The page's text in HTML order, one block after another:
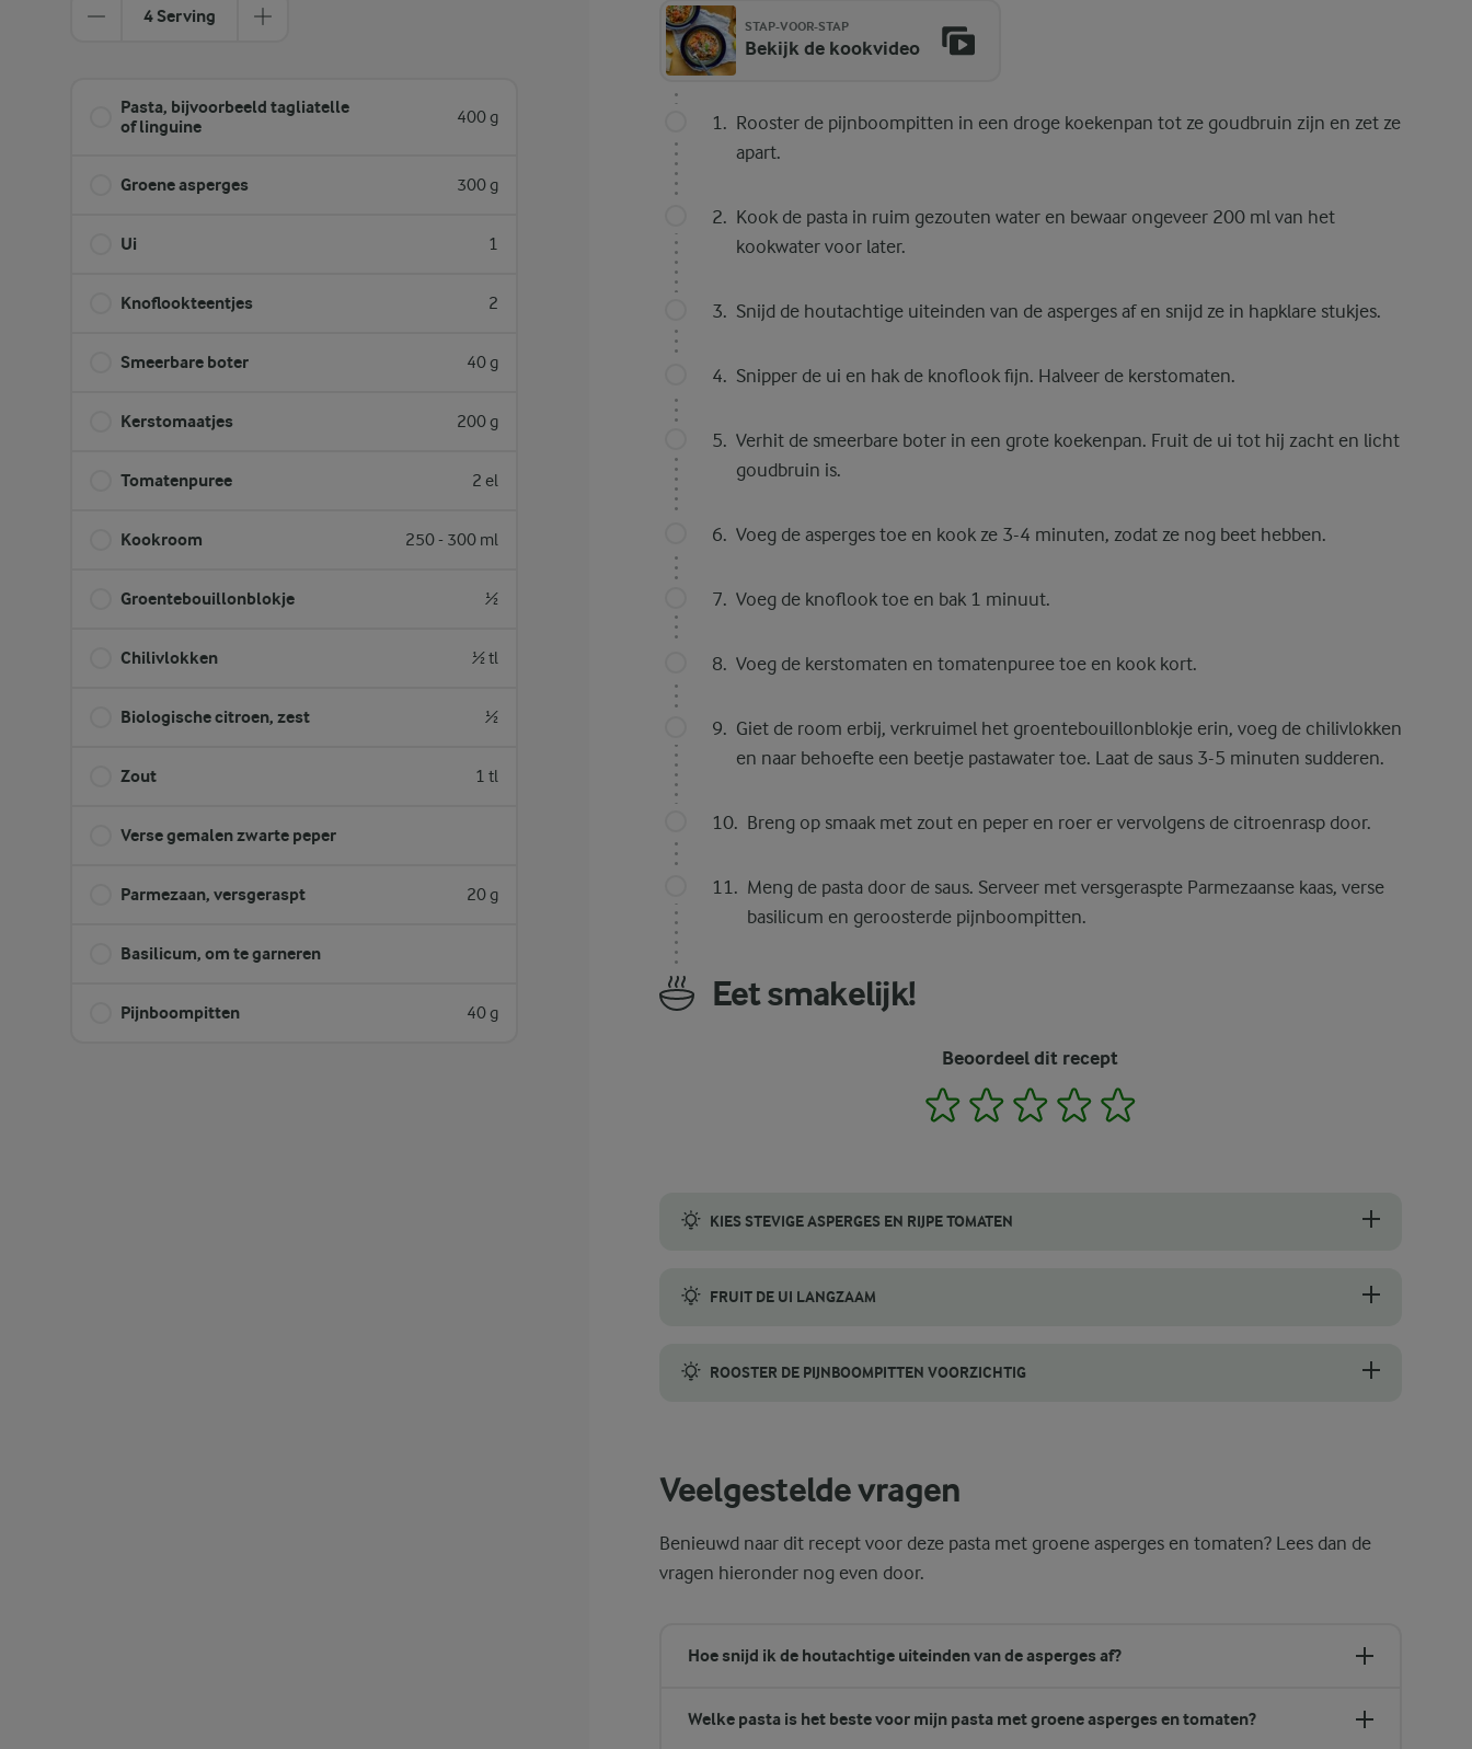
4 Serving
Pasta, bijvoorbeeld tagliatelle
of linguine
400 g
Groene asperges 300 g
Ui 1
Knoflookteentjes 2
Smeerbare boter 40 g
Kerstomaatjes 200 g
Tomatenpuree 2 el
Kookroom 250 - 300 ml
Groentebouillonblokje ½
Chilivlokken ½ tl
Biologische citroen, zest ½
Zout 1 tl
Verse gemalen zwarte peper
Parmezaan, versgeraspt 20 g
Basilicum, om te garneren
Pijnboompitten 40 g
STAP-VOOR-STAP
Bekijk de kookvideo
Rooster de pijnboompitten in een droge koekenpan tot ze goudbruin zijn en zet ze
apart.
Kook de pasta in ruim gezouten water en bewaar ongeveer 200 ml van het
kookwater voor later.
Snijd de houtachtige uiteinden van de asperges af en snijd ze in hapklare stukjes.
Snipper de ui en hak de knoflook fijn. Halveer de kerstomaten.
Verhit de smeerbare boter in een grote koekenpan. Fruit de ui tot hij zacht en licht
goudbruin is.
Voeg de asperges toe en kook ze 3-4 minuten, zodat ze nog beet hebben.
Voeg de knoflook toe en bak 1 minuut.
Voeg de kerstomaten en tomatenpuree toe en kook kort.
Giet de room erbij, verkruimel het groentebouillonblokje erin, voeg de chilivlokken
en naar behoefte een beetje pastawater toe. Laat de saus 3-5 minuten sudderen.
Breng op smaak met zout en peper en roer er vervolgens de citroenrasp door.
Meng de pasta door de saus. Serveer met versgeraspte Parmezaanse kaas, verse
basilicum en geroosterde pijnboompitten.
Eet smakelijk!
Beoordeel dit recept
1 2 3 4
KIES STEVIGE ASPERGES EN RIJPE TOMATEN
FRUIT DE UI LANGZAAM
ROOSTER DE PIJNBOOMPITTEN VOORZICHTIG
Veelgestelde vragen
Benieuwd naar dit recept voor deze pasta met groene asperges en tomaten? Lees dan de
vragen hieronder nog even door.
Hoe snijd ik de houtachtige uiteinden van de asperges af?
Welke pasta is het beste voor mijn pasta met groene asperges en tomaten?